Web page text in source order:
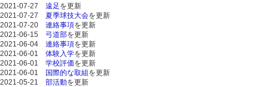
2021-07-27 遠足 を更新
2021-07-27 夏季球技大会を更新
2021-07-20 連絡事項を更新
2021-06-15 弓道部を更新
2021-06-04 連絡事項を更新
2021-06-01 体験入学を更新
2021-06-01 学校評価を更新
2021-06-01
国際的な取組 を更新
2021-05-21 部活動を更新